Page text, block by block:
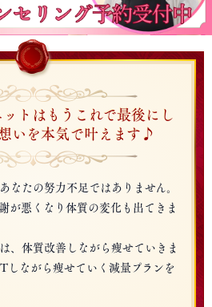
トはもうこれで最後にし
いを本気で叶えます♪
なたの努力不足ではありません。
が悪くなり体質の変化も出てきま
、体質改善しながら痩せていきま
しながら痩せていく減量プランを